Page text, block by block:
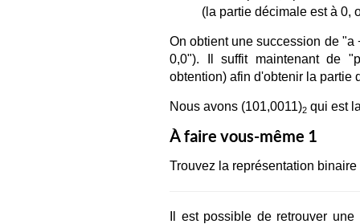
(la partie décimale est à 0,
On obtient une succession de "a
0,0"). Il suffit maintenant de
obtention) afin d'obtenir la partie
Nous avons (101,0011)2 qui est
À faire vous-même 1
Trouvez la représentation binaire
Il est possible de retrouver